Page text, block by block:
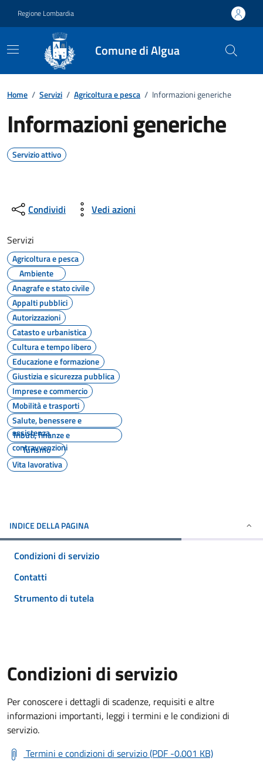
Regione Lombardia
Comune di Algua
Home / Servizi / Agricoltura e pesca / Informazioni generiche
Informazioni generiche
Servizio attivo
Condividi Vedi azioni
Servizi
Agricoltura e pesca
Ambiente
Anagrafe e stato civile
Appalti pubblici
Autorizzazioni
Catasto e urbanistica
Cultura e tempo libero
Educazione e formazione
Giustizia e sicurezza pubblica
Imprese e commercio
Mobilità e trasporti
Salute, benessere e
assistenza
Tributi, finanze e
contravvenzioni
Turismo
Vita lavorativa
INDICE DELLA PAGINA
Condizioni di servizio
Contatti
Strumento di tutela
Condizioni di servizio
Per conoscere i dettagli di scadenze, requisiti e altre
informazioni importanti, leggi i termini e le condizioni di
servizio.
Termini e condizioni di servizio (PDF -0.001 KB)